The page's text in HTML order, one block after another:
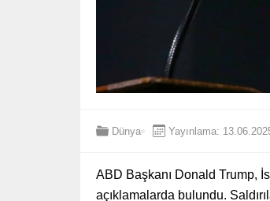
Dünya Yayınlama:
ABD Başkanı Donald Trump,
açıklamalarda bulundu.